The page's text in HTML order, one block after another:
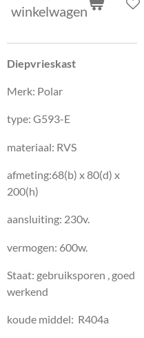
winkelwagen
Diepvrieskast
Merk: Polar
type: G593-E
materiaal: RVS
afmeting:68(b) x 80(d) x
200(h)
aansluiting: 230v.
vermogen: 600w.
Staat: gebruiksporen , goed
werkend
koude middel: R404a